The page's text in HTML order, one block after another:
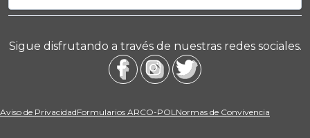
Sigue disfrutando a través de nuestras redes sociales.
Aviso de PrivacidadFormularios ARCO-POL Normas de Convivencia